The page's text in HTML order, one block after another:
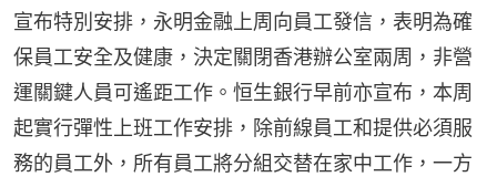
宣布特別安排，永明金融上周向員工發信，表明為確
保員工安全及健康，決定關閉香港辦公室兩周，非營
運關鍵人員可遙距工作。恒生銀行早前亦宣布，本周
起實行彈性上班工作安排，除前線員工和提供必須服
務的員工外，所有員工將分組交替在家中工作，一方